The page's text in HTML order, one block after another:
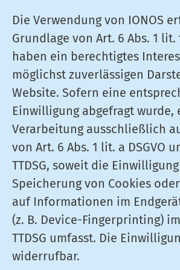
Die Verwendung von IONOS
Grundlage von Art. 6 Abs. 1 lit.
haben ein berechtigtes
möglichst zuverlässigen
Website. Sofern eine
Einwilligung abgefragt wurde,
Verarbeitung ausschließlich
von Art. 6 Abs. 1 lit. a DSGVO
TTDSG, soweit die
Speicherung von Cookies
auf Informationen im
(z. B. Device-Fingerprinting)
TTDSG umfasst. Die
widerrufbar.